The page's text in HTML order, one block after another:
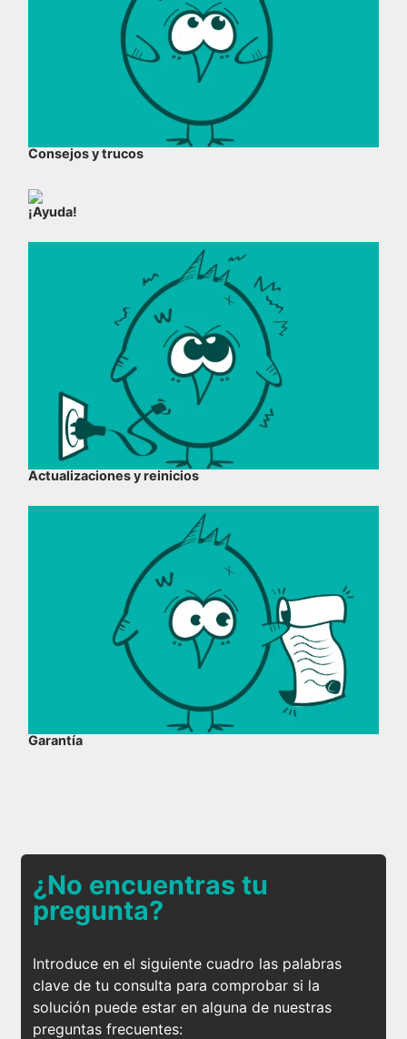
Consejos y trucos
¡Ayuda!
Actualizaciones y reinicios
Garantía
¿No encuentras tu
pregunta?
Introduce en el siguiente cuadro las palabras
clave de tu consulta para comprobar si la
solución puede estar en alguna de nuestras
preguntas frecuentes: